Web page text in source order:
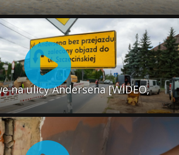
na ulicy Andersena [WIDEO,